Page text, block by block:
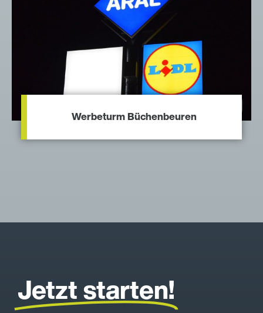
Werbeturm Büchenbeuren
Jetzt starten!